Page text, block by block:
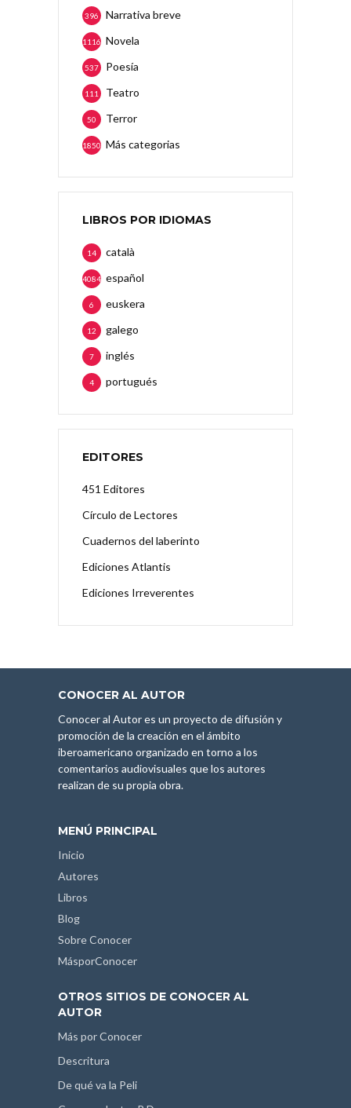
Narrativa breve
396
Novela
1116
Poesía
537
Teatro
111
Terror
50
Más categorias
1850
LIBROS POR IDIOMAS
català
14
español
4084
euskera
6
galego
12
inglés
7
portugués
4
EDITORES
451 Editores
Círculo de Lectores
Cuadernos del laberinto
Ediciones Atlantis
Ediciones Irreverentes
CONOCER AL AUTOR
Conocer al Autor es un proyecto de difusión y
promoción de la creación en el ámbito
iberoamericano organizado en torno a los
comentarios audiovisuales que los autores
realizan de su propia obra.
MENÚ PRINCIPAL
Inicio
Autores
Libros
Blog
Sobre Conocer
MásporConocer
OTROS SITIOS DE CONOCER AL
AUTOR
Más por Conocer
Descritura
De qué va la Peli